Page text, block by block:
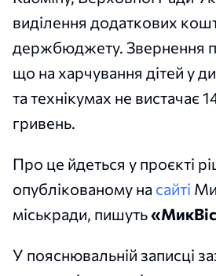
виділення додаткових
держбюджету. Звернення
що на харчування дітей у
та технікумах не вистачає
гривень.
Про це йдеться у проєкті
опублікованому на сайті
міськради, пишуть
У пояснювальній записці